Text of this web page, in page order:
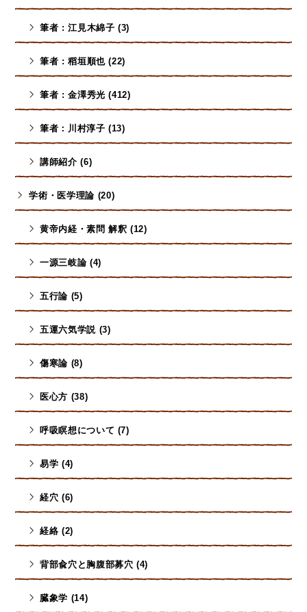
筆者 : 江見木綿子 (3)
筆者 : 稻垣順也 (22)
筆者 : 金澤秀光 (412)
筆者：川村淳子 (13)
講師紹介 (6)
学術・医学理論 (20)
黄帝内経・素問 解釈 (12)
一源三岐論 (4)
五行論 (5)
五運六気学説 (3)
傷寒論 (8)
医心方 (38)
呼吸瞑想について (7)
易学 (4)
経穴 (6)
経絡 (2)
背部兪穴と胸腹部募穴 (4)
臓象学 (14)